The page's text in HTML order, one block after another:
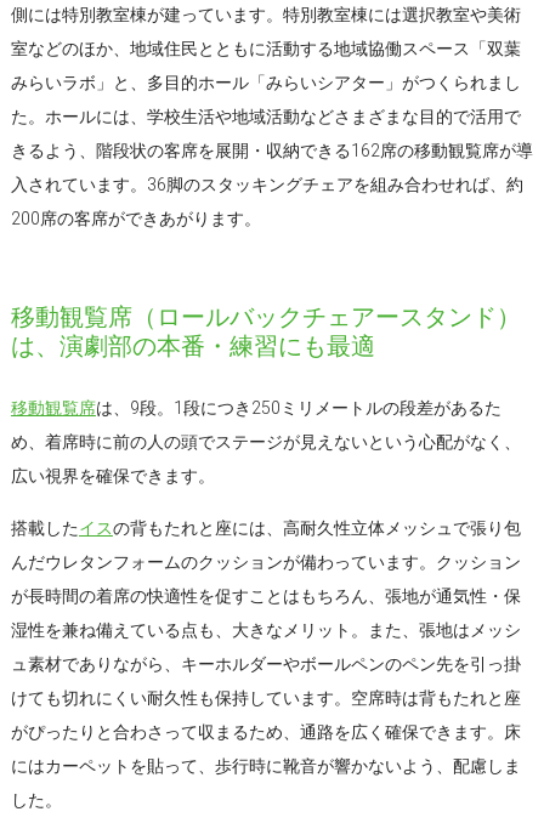
側には特別教室棟が建っています。特別教室棟には選択教室や美術
室などのほか、地域住民とともに活動する地域協働スペース「双葉
みらいラボ」と、多目的ホール「みらいシアター」がつくられまし
た。ホールには、学校生活や地域活動などさまざまな目的で活用で
きるよう、階段状の客席を展開・収納できる162席の移動観覧席が導
入されています。36脚のスタッキングチェアを組み合わせれば、約
200席の客席ができあがります。
移動観覧席（ロールバックチェアースタンド）
は、演劇部の本番・練習にも最適
移動観覧席は、9段。1段につき250ミリメートルの段差があるた
め、着席時に前の人の頭でステージが見えないという心配がなく、
広い視界を確保できます。
搭載したイスの背もたれと座には、高耐久性立体メッシュで張り包
んだウレタンフォームのクッションが備わっています。クッション
が長時間の着席の快適性を促すことはもちろん、張地が通気性・保
湿性を兼ね備えている点も、大きなメリット。また、張地はメッシ
ュ素材でありながら、キーホルダーやボールペンのペン先を引っ掛
けても切れにくい耐久性も保持しています。空席時は背もたれと座
がぴったりと合わさって収まるため、通路を広く確保できます。床
にはカーペットを貼って、歩行時に靴音が響かないよう、配慮しま
した。